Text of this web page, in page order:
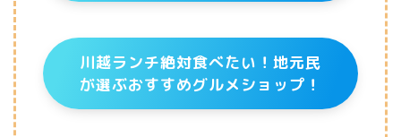
川越ランチ絶対食べたい！地元民
が選ぶおすすめグルメショップ！